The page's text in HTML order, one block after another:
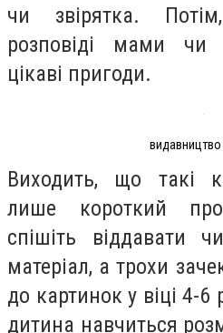
чи звірятка.
розповіді мами чи
цікаві пригоди.
Виходить, що такі
лише короткий
спішіть віддавати
матеріал, а трохи
до картинок у віці 4-6
дитина навчиться